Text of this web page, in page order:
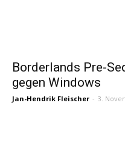
Borderlands Pre-
gegen Windows
Jan-Hendrik Fleischer - 3.